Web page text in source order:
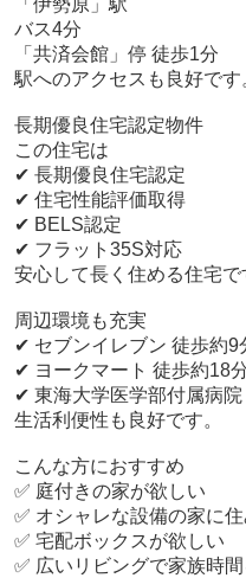
「伊勢原」駅
バス4分
「共済会館」停 徒歩1分
駅へのアクセスも良好です
長期優良住宅認定物件
この住宅は
✔ 長期優良住宅認定
✔ 住宅性能評価取得
✔ BELS認定
✔ フラット35S対応
安心して長く住める住宅で
周辺環境も充実
✔ セブンイレブン 徒歩約9
✔ ヨークマート 徒歩約18
✔ 東海大学医学部付属病
生活利便性も良好です。
こんな方におすすめ
✅ 庭付きの家が欲しい
✅ オシャレな設備の家に
✅ 宅配ボックスが欲しい
✅ 広いリビングで家族時